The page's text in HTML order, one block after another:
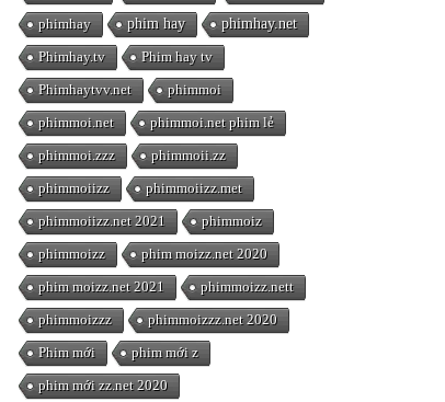
phimhay
phim hay
phimhay.net
Phimhay.tv
Phim hay tv
Phimhaytvv.net
phimmoi
phimmoi.net
phimmoi.net phim lẻ
phimmoi.zzz
phimmoii.zz
phimmoiizz
phimmoiizz.met
phimmoiizz.net 2021
phimmoiz
phimmoizz
phim moizz.net 2020
phim moizz.net 2021
phimmoizz.nett
phimmoizzz
phimmoizzz.net 2020
Phim mới
phim mới z
phim mới zz.net 2020